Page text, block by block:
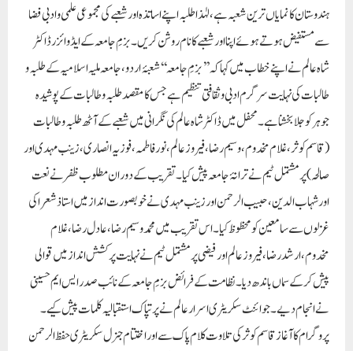
ہندوستان کا نمایاں ترین شعبہ ہے، لہٰذا طلبہ اپنے اساتذہ اور شعبے کی مجموعی علمی و ادبی فضا
سے مستفیض ہوتے ہوئے اپنا اور شعبے کا نام روشن کریں۔ بزمِ جامعہ کے ایڈوائزر ڈاکٹر
شاہ عالم نے اپنے خطاب میں کہا کہ ’’بزمِ جامعہ‘‘ شعبۂ اردو، جامعہ ملیہ اسلامیہ کے طلبہ و
طالبات کی نہایت سرگرم ادبی و ثقافتی تنظیم ہے جس کا مقصد طلبہ و طالبات کے پوشیدہ
جوہر کو جلا بخشنا ہے۔ محفل میں ڈاکٹر شاہ عالم کی نگرانی میں شعبے کے آٹھ طلبہ و طالبات
(قاسم کوثر، غلام مخدوم، وسیم رضا، فیروز عالم، نور فاطمہ، فوزیہ انصاری ، زینب مہدی اور
صالحہ) پر مشتمل ٹیم نے ترانۂ جامعہ پیش کیا۔ تقریب کے دوران مطلوب ظفر نے نعت
اور شہاب الدین، حبیب الرحمن اور زینب مہدی نے خوبصورت انداز میں استاذ شعرا کی
غزلوں سے سامعین کو محظوظ کیا۔ اس تقریب میں محمد وسیم رضا، عادل رضا، غلام
مخدوم، ارشد رضا، فیروز عالم اور فیضی پر مشتمل ٹیم نے نہایت پرکشش انداز میں قوالی
پیش کر کے سماں باندھ دیا۔ نظامت کے فرائض بزمِ جامعہ کے نائب صدر ایس ایم حسینی
نے انجام دیے۔ جوائنٹ سکریٹری اسرار عالم نے پرتپاک استقبالیہ کلمات پیش کیے۔
پروگرام کا آغاز قاسم کوثر کی تلاوت کلام پاک سے اور اختتام جنرل سکریٹری حفظ الرحمن